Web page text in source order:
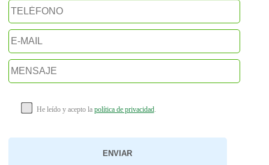
He leído y acepto la política de privacidad.